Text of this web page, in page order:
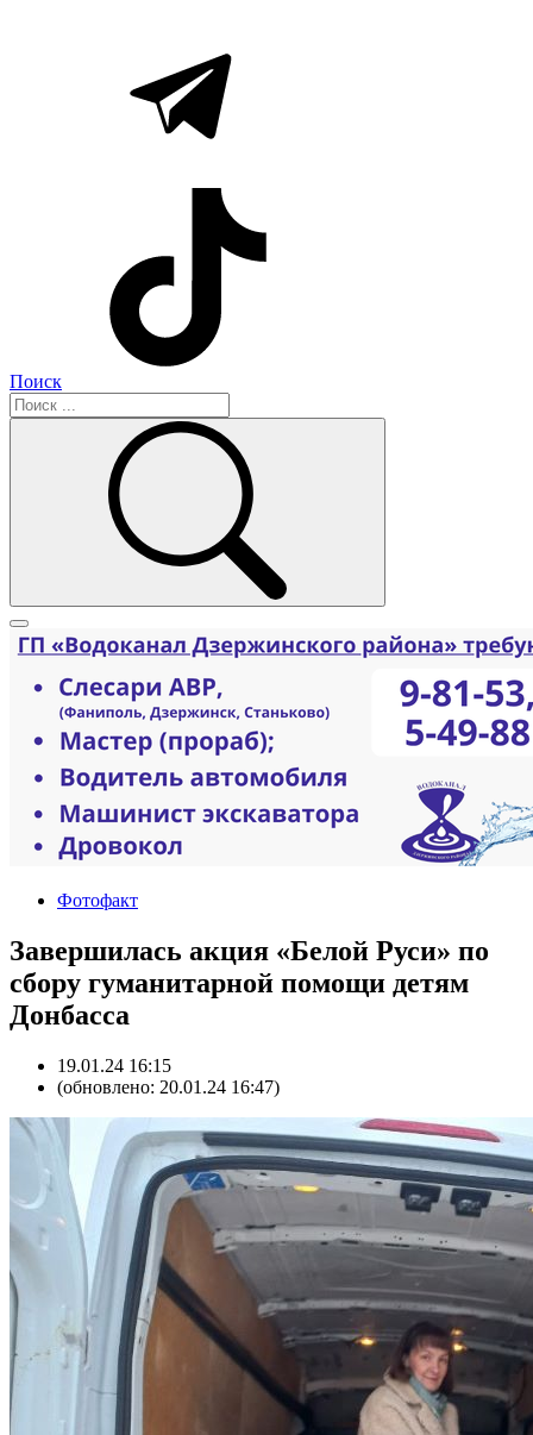
Поиск
Фотофакт
Завершилась акция «Белой Руси» по
сбору гуманитарной помощи детям
Донбасса
19.01.24 16:15
(обновлено: 20.01.24 16:47)